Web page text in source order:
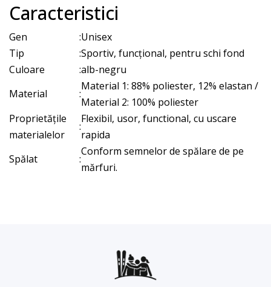
Caracteristici
Gen :Unisex
Tip
:Sportiv, funcțional, pentru schi fond
Culoare
:alb-negru
Material
:
Material 1: 88% poliester, 12% elastan /
Material 2: 100% poliester
Proprietățile
materialelor
:
Flexibil, usor, functional, cu uscare
rapida
Spălat
:
Conform semnelor de spălare de pe
mărfuri.